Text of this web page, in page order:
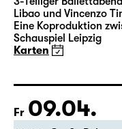
19:30 Große Bühne
Leipziger Ballett
Elegien —
3-Teiliger
Schauspiel Leipzig
Karten